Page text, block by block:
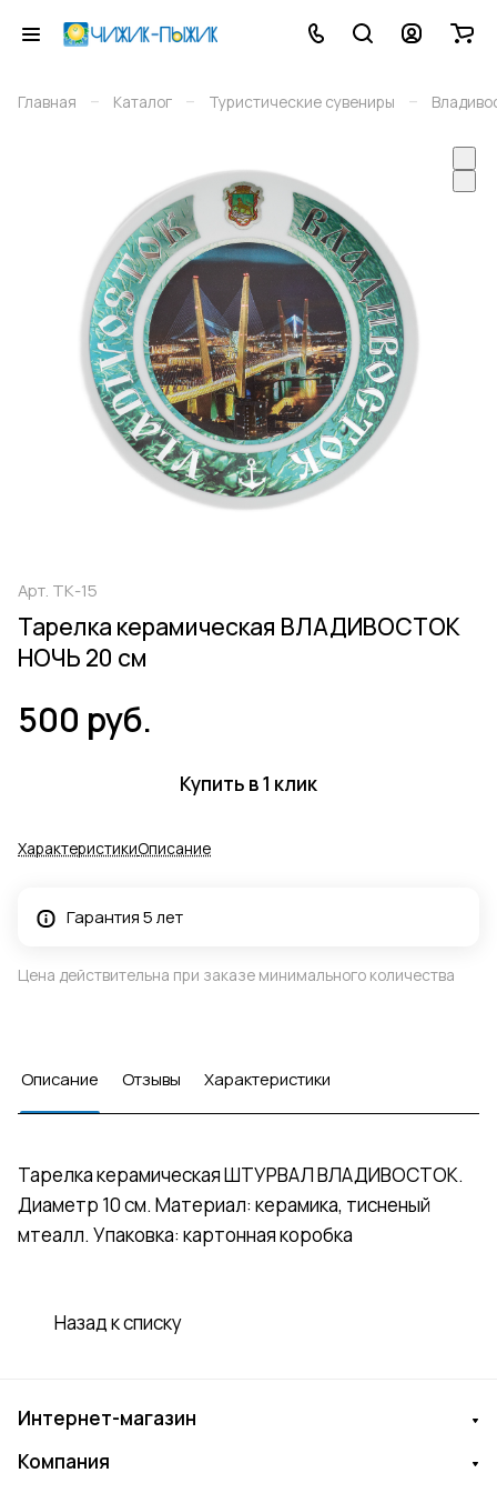
Главная – Каталог – Туристические сувениры –
Арт. ТК-15
Тарелка керамическая ВЛАДИВОСТОК
НОЧЬ 20 см
500 руб.
Купить в 1 клик
ХарактеристикиОписание
Гарантия 5 лет
Цена действительна при заказе минимального количества
Описание Отзывы Характеристики
Тарелка керамическая ШТУРВАЛ ВЛАДИВОСТОК.
Диаметр 10 см. Материал: керамика, тисненый
мтеалл. Упаковка: картонная коробка
Назад к списку
Интернет-магазин
Компания